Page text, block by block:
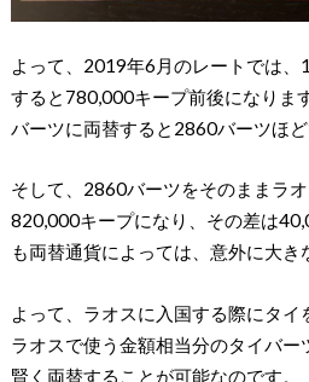
よって、2019年6月のレートでは
すると780,000キープ前後になりま
バーツに両替すると2860バーツほど
そして、2860バーツをそのままラ
820,000キープになり、その差は
も両替通貨によっては、意外に大き
よって、ラオスに入国する際にタ
ラオスで使う金額相当分のタイバー
賢く両替することが可能なのです。